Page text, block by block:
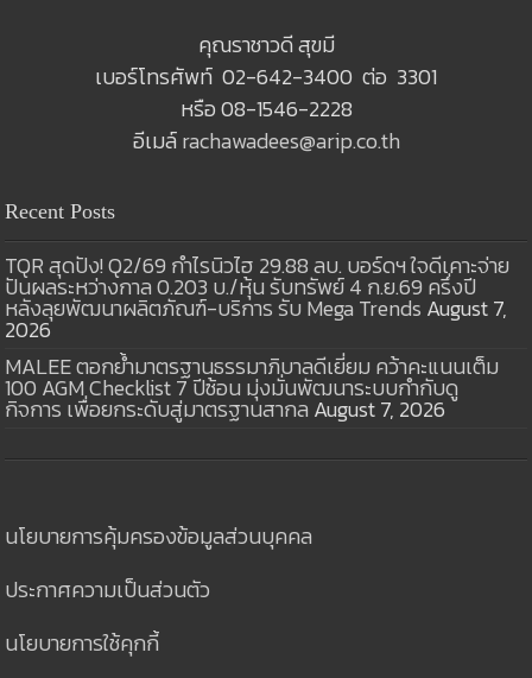
คุณราชาวดี สุขมี
เบอร์โทรศัพท์ 02-642-3400 ต่อ 3301
หรือ 08-1546-2228
อีเมล์rachawadees@arip.co.th
Recent Posts
TQR สุดปัง! Q2/69 กำไรนิวไฮ 29.88 ลบ. บอร์ดฯ ใจดีเคาะจ่าย
ปันผลระหว่างกาล 0.203 บ./หุ้น รับทรัพย์ 4 ก.ย.69 ครึ่งปี
หลังลุยพัฒนาผลิตภัณฑ์-บริการ รับ Mega Trends August 7,
2026
MALEE ตอกย้ำมาตรฐานธรรมาภิบาลดีเยี่ยม คว้าคะแนนเต็ม
100 AGM Checklist 7 ปีซ้อน มุ่งมั่นพัฒนาระบบกำกับดู
กิจการ เพื่อยกระดับสู่มาตรฐานสากล August 7, 2026
นโยบายการคุ้มครองข้อมูลส่วนบุคคล
ประกาศความเป็นส่วนตัว
นโยบายการใช้คุกกี้